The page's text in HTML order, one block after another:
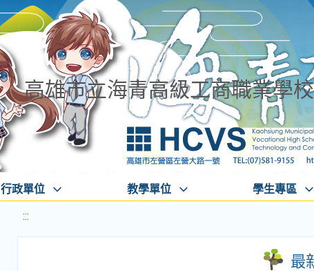
高雄市立海青高級工商職業學校
行政單位 教學單位 學生專區
:::
最